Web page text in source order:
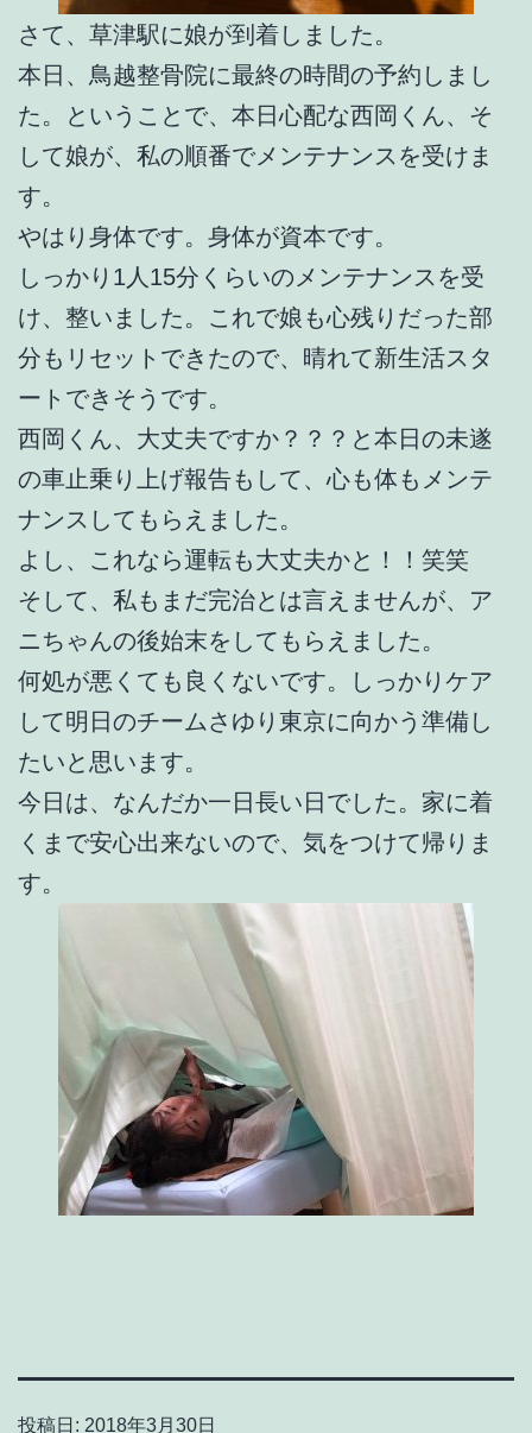
さて、草津駅に娘が到着しました。
本日、鳥越整骨院に最終の時間の予約しまし
た。ということで、本日心配な西岡くん、そ
して娘が、私の順番でメンテナンスを受けま
す。
やはり身体です。身体が資本です。
しっかり1人15分くらいのメンテナンスを受
け、整いました。これで娘も心残りだった部
分もリセットできたので、晴れて新生活スタ
ートできそうです。
西岡くん、大丈夫ですか？？？と本日の未遂
の車止乗り上げ報告もして、心も体もメンテ
ナンスしてもらえました。
よし、これなら運転も大丈夫かと！！笑笑
そして、私もまだ完治とは言えませんが、ア
ニちゃんの後始末をしてもらえました。
何処が悪くても良くないです。しっかりケア
して明日のチームさゆり東京に向かう準備し
たいと思います。
今日は、なんだか一日長い日でした。家に着
くまで安心出来ないので、気をつけて帰りま
す。
投稿日: 2018年3月30日